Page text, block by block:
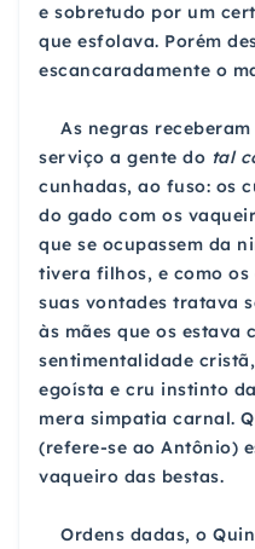
e sobretudo por um
que esfolava. Porém
escancaradamente o
As negras
serviço a gente do tal
cunhadas, ao fuso: os
do gado com os
que se ocupassem da
tivera filhos, e como
suas vontades tratava
às mães que os estava
sentimentalidade
egoísta e cru instinto
mera simpatia carnal.
(refere-se ao Antônio)
vaqueiro das bestas.
Ordens dadas, o